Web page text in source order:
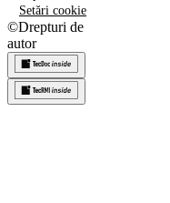
Setări cookie
©Drepturi de
autor